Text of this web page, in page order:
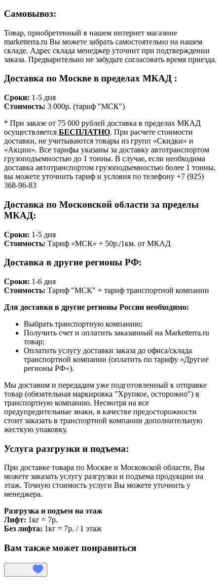
Самовывоз:
Товар, приобретенный в нашем интернет магазине
marketterra.ru Вы можете забрать самостоятельно на нашем
складе. Адрес склада менеджер уточнит при подтверждении
заказа. Предварительно не забудьте согласовать время приезда.
Доставка по Москве в пределах МКАД :
Сроки: 1-5 дня
Стоимость: 3 000р. (тариф "МСК")
* При заказе от 75 000 рублей доставка в пределах МКАД
осуществляется БЕСПЛАТНО. При расчете стоимости
доставки, не учитываются товары из групп «Скидки» и
«Акции». Все тарифы указаны за доставку автотранспортом
грузоподъемностью до 1 тонны. В случае, если необходима
доставка автотранспортом грузоподъемностью более 1 тонны,
вы можете уточнить тариф и условия по телефону +7 (925)
368-96-83
Доставка по Московской области за пределы
МКАД:
Сроки: 1-5 дня
Стоимость: Тариф «МСК» + 50р./1км. от МКАД
Доставка в другие регионы РФ:
Сроки: 1-6 дня
Стоимость: Тариф "МСК" + тариф транспортной компании
Для доставки в другие регионы России необходимо:
Выбрать транспортную компанию;
Получить счет и оплатить заказанный на Marketterra.ru
товар;
Оплатить услугу доставки заказа до офиса/склада
транспортной компании (оплатить по тарифу «Другие
регионы РФ»).
Мы доставим и передадим уже подготовленный к отправке
товар (обязательная маркировка "Хрупкое, осторожно") в
транспортную компанию. Несмотря на все
предупредительные знаки, в качестве предосторожности
стоит заказать в транспортной компании дополнительную
жесткую упаковку.
Услуга разгрузки и подъема:
При доставке товара по Москве и Московской области, Вы
можете заказать услугу разгрузки и подъема продукции на
этаж. Точную стоимость услуги Вы можете уточнить у
менеджера.
Разгрузка и подъем на этаж
Лифт: 1кг = 7р.
Без лифта: 1кг = 7р. / 1 этаж
Вам также может понравиться